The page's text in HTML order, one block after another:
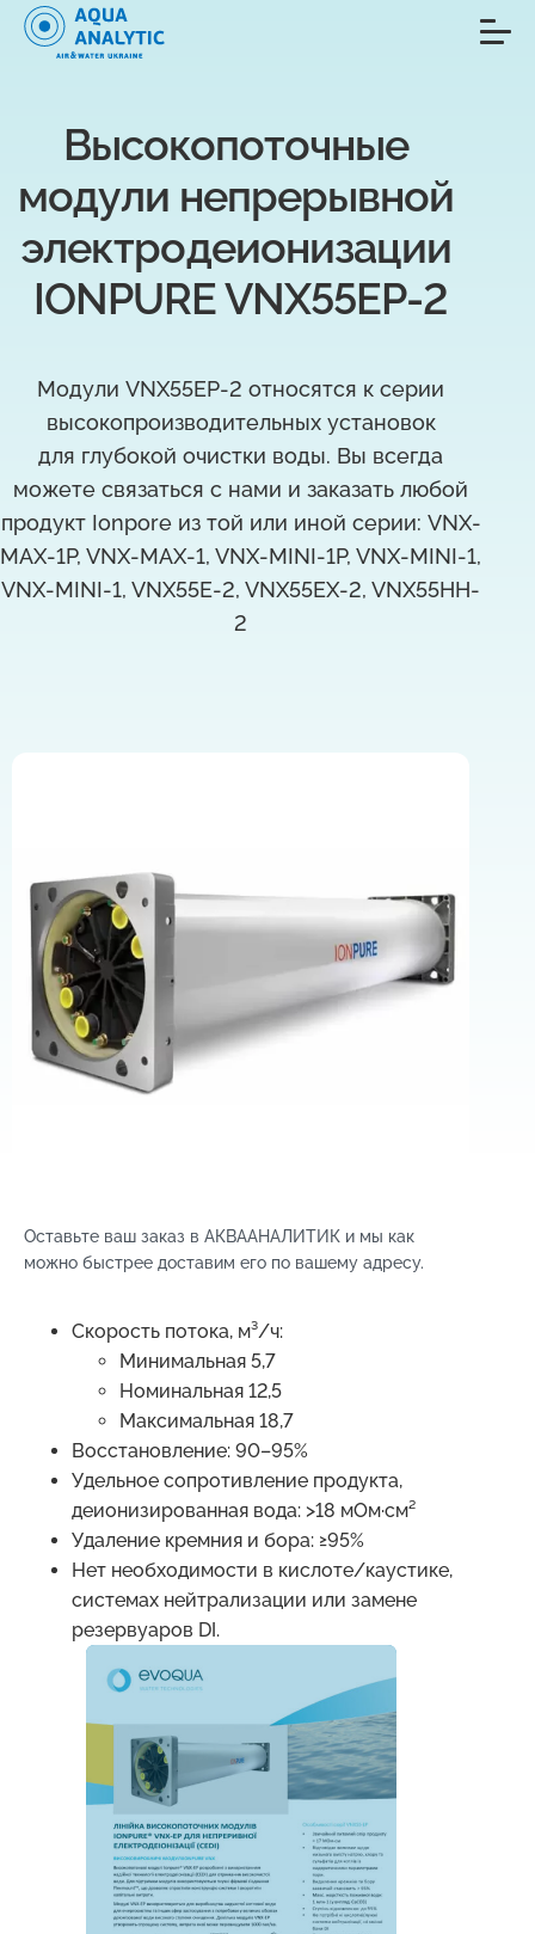
Высокопоточные
модули непрерывной
электродеионизации
IONPURE VNX55EP-2
Модули VNX55EP-2 относятся к серии
высокопроизводительных установок
для глубокой очистки воды. Вы всегда
можете связаться с нами и заказать любой
продукт Ionpore из той или иной серии: VNX-
MAX-1P, VNX-MAX-1, VNX-MINI-1P, VNX-MINI-1,
VNX-MINI-1, VNX55E-2, VNX55EX-2, VNX55HH-
2
Оставьте ваш заказ в АКВААНАЛИТИК и мы как
можно быстрее доставим его по вашему адресу.
Скорость потока, м³/ч:
Минимальная 5,7
Номинальная 12,5
Максимальная 18,7
Восстановление: 90–95%
Удельное сопротивление продукта,
деионизированная вода: >18 мОм·см²
Удаление кремния и бора: ≥95%
Нет необходимости в кислоте/каустике,
системах нейтрализации или замене
резервуаров DI.